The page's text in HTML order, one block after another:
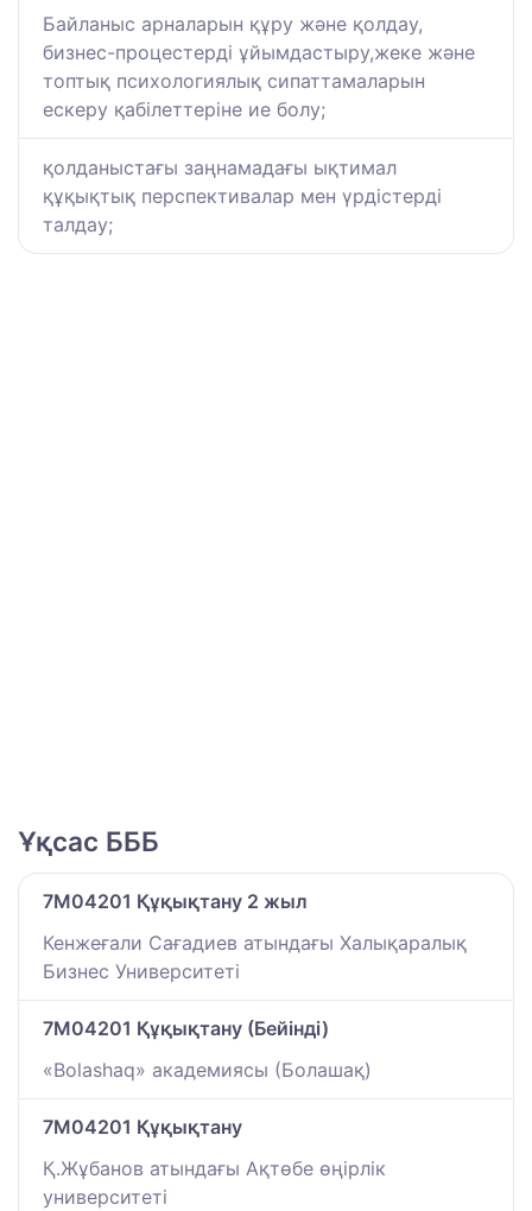
Байланыс арналарын құру және қолдау,
бизнес-процестерді ұйымдастыру,жеке және
топтық психологиялық сипаттамаларын
ескеру қабілеттеріне ие болу;
қолданыстағы заңнамадағы ықтимал
құқықтық перспективалар мен үрдістерді
талдау;
Ұқсас БББ
7M04201 Құқықтану 2 жыл
Кенжеғали Сағадиев атындағы Халықаралық
Бизнес Университеті
7M04201 Құқықтану (Бейінді)
«Bolashaq» академиясы (Болашақ)
7M04201 Құқықтану
Қ.Жұбанов атындағы Ақтөбе өңірлік
университеті